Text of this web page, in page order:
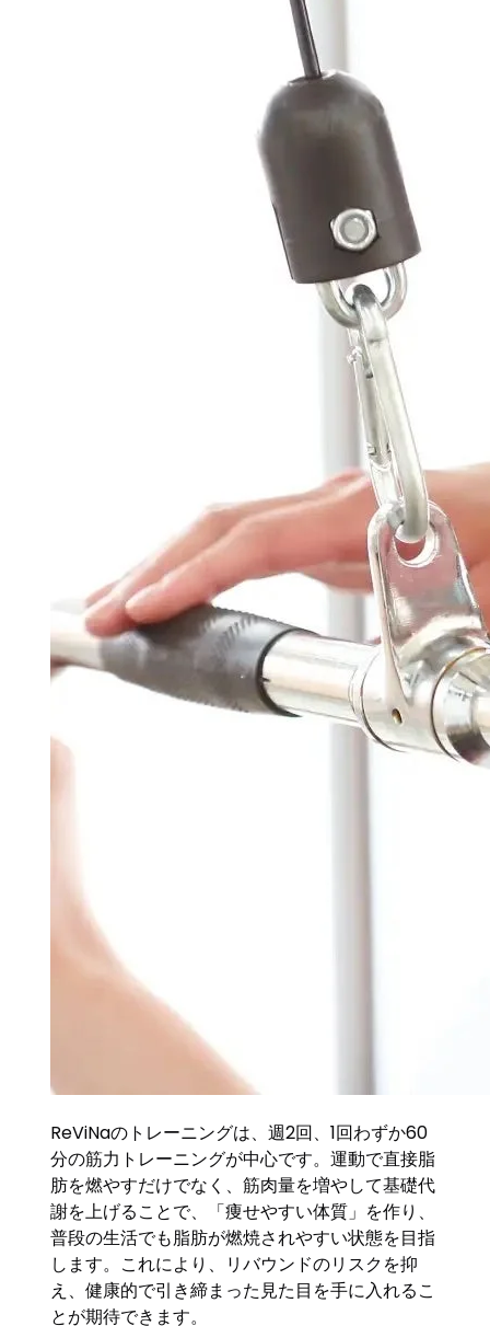
ReViNaのトレーニングは、週2回、1回わずか60
分の筋力トレーニングが中心です。運動で直接脂
肪を燃やすだけでなく、筋肉量を増やして基礎代
謝を上げることで、「痩せやすい体質」を作り、
普段の生活でも脂肪が燃焼されやすい状態を目指
します。これにより、リバウンドのリスクを抑
え、健康的で引き締まった見た目を手に入れるこ
とが期待できます。